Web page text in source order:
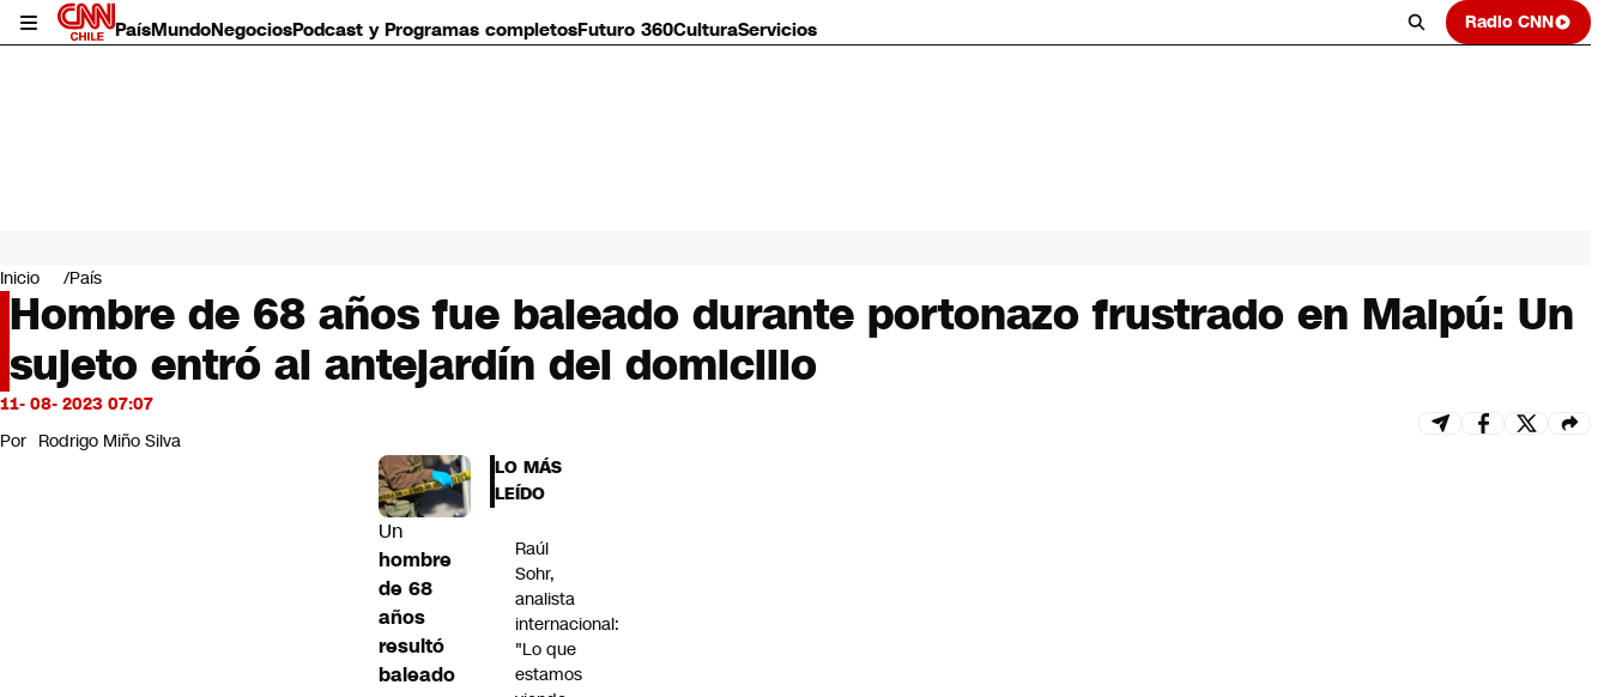
PaísMundoNegociosPodcast y Programas completosFuturo 360CulturaServicios Radio CNN
Mundo
Negocios
Deportes
Programas completos
Cultura
Servicios
Bits
CNN Data
Inicio País
Hombre de 68 años fue baleado durante portonazo frustrado en Maipú: Un
sujeto entró al antejardín del domicilio
11- 08- 2023 07:07
Por Rodrigo Miño Silva
Un
hombre
de 68
años
resultó
baleado
LO MÁS
LEÍDO
Raúl
Sohr,
analista
internacional:
"Lo que
estamos